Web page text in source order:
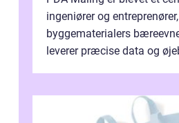
ingeniører og
byggematerialers
leverer præcise data og